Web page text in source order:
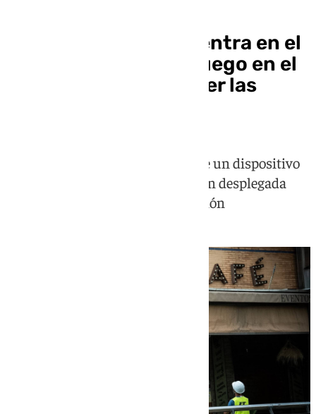
La Policía Científica entra en el
local que originó el fuego en el
hotel Ibis para conocer las
El servicio de Bomberos mantiene un dispositivo
activo en la zona, con una dotación desplegada
para labores de refresco y prevención